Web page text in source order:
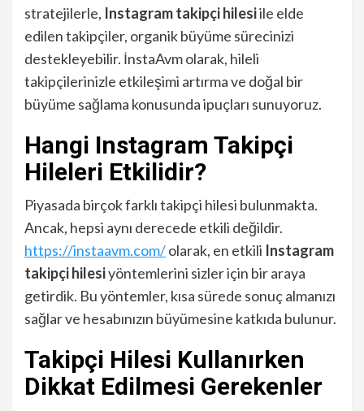
stratejilerle, Instagram takipçi hilesiile elde
edilen takipçiler, organik büyüme sürecinizi
destekleyebilir. İnstaAvm olarak, hileli
takipçilerinizle etkileşimi artırma ve doğal bir
büyüme sağlama konusunda ipuçları sunuyoruz.
Hangi Instagram Takipçi
Hileleri Etkilidir?
Piyasada birçok farklı takipçi hilesi bulunmakta.
Ancak, hepsi aynı derecede etkili değildir.
https://instaavm.com/olarak, en etkili Instagram
takipçi hilesiyöntemlerini sizler için bir araya
getirdik. Bu yöntemler, kısa sürede sonuç almanızı
sağlar ve hesabınızın büyümesine katkıda bulunur.
Takipçi Hilesi Kullanırken
Dikkat Edilmesi Gerekenler